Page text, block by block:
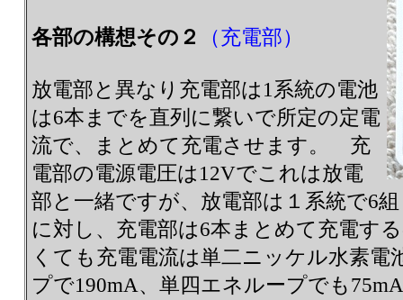
各部の構想その２ （充電部）
放電部と異なり充電部は1系統の電池
は6本までを直列に繋いで所定の定電
流で、まとめて充電させます。 充
電部の電源電圧は12Vでこれは放電
部と一緒ですが、放電部は１系統で6
に対し、充電部は6本まとめて充電す
くても充電電流は単二ニッケル水素電
プで190mA、単四エネループでも